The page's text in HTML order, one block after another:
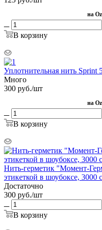
на
В корзину
Уплотнительная нить Sprint
Много
300 руб./шт
на
В корзину
Нить-герметик "Момент-
этикеткой в шоубоксе, 3000
Достаточно
300 руб./шт
В корзину